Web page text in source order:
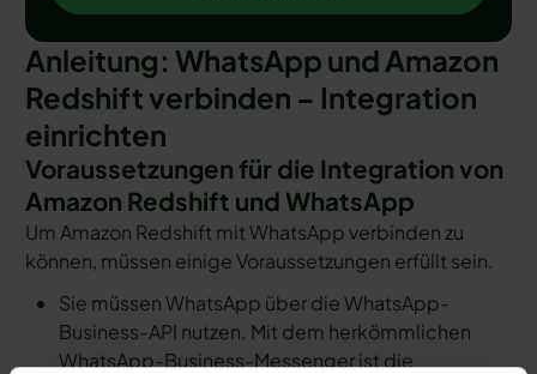
Anleitung: WhatsApp und Amazon
Redshift verbinden – Integration
einrichten
Voraussetzungen für die Integration von
Amazon Redshift und WhatsApp
Um Amazon Redshift mit WhatsApp verbinden zu
können, müssen einige Voraussetzungen erfüllt sein.
Sie müssen WhatsApp über die WhatsApp-
Business-API nutzen. Mit dem herkömmlichen
WhatsApp-Business-Messenger ist die